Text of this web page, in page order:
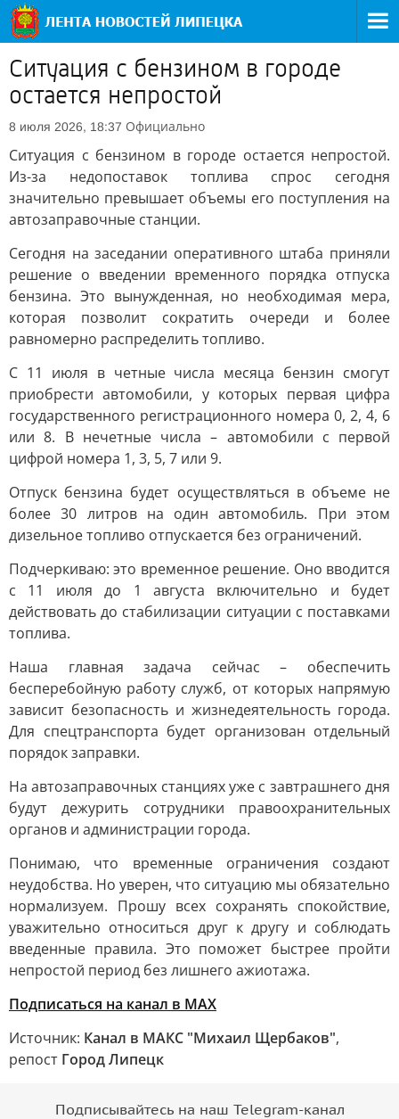
Ситуация с бензином в городе
остается непростой
8 июля 2026, 18:37 Официально
Ситуация с бензином в городе остается непростой.
Из-за недопоставок топлива спрос сегодня
значительно превышает объемы его поступления на
автозаправочные станции.
Сегодня на заседании оперативного штаба приняли
решение о введении временного порядка отпуска
бензина. Это вынужденная, но необходимая мера,
которая позволит сократить очереди и более
равномерно распределить топливо.
С 11 июля в четные числа месяца бензин смогут
приобрести автомобили, у которых первая цифра
государственного регистрационного номера 0, 2, 4, 6
или 8. В нечетные числа – автомобили с первой
цифрой номера 1, 3, 5, 7 или 9.
Отпуск бензина будет осуществляться в объеме не
более 30 литров на один автомобиль. При этом
дизельное топливо отпускается без ограничений.
Подчеркиваю: это временное решение. Оно вводится
с 11 июля до 1 августа включительно и будет
действовать до стабилизации ситуации с поставками
топлива.
Наша главная задача сейчас – обеспечить
бесперебойную работу служб, от которых напрямую
зависит безопасность и жизнедеятельность города.
Для спецтранспорта будет организован отдельный
порядок заправки.
На автозаправочных станциях уже с завтрашнего дня
будут дежурить сотрудники правоохранительных
органов и администрации города.
Понимаю, что временные ограничения создают
неудобства. Но уверен, что ситуацию мы обязательно
нормализуем. Прошу всех сохранять спокойствие,
уважительно относиться друг к другу и соблюдать
введенные правила. Это поможет быстрее пройти
непростой период без лишнего ажиотажа.
Подписаться на канал в МАХ
Источник: Канал в МАКС "Михаил Щербаков",
репост Город Липецк
Подписывайтесь на наш Telegram-канал